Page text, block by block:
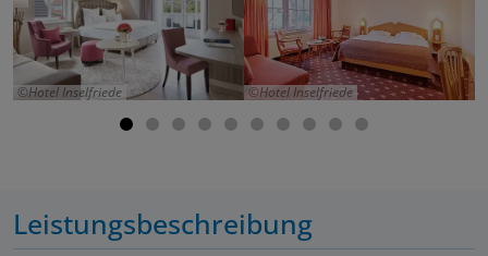
Hotel Inselfriede Hotel Inselfriede
Leistungsbeschreibung